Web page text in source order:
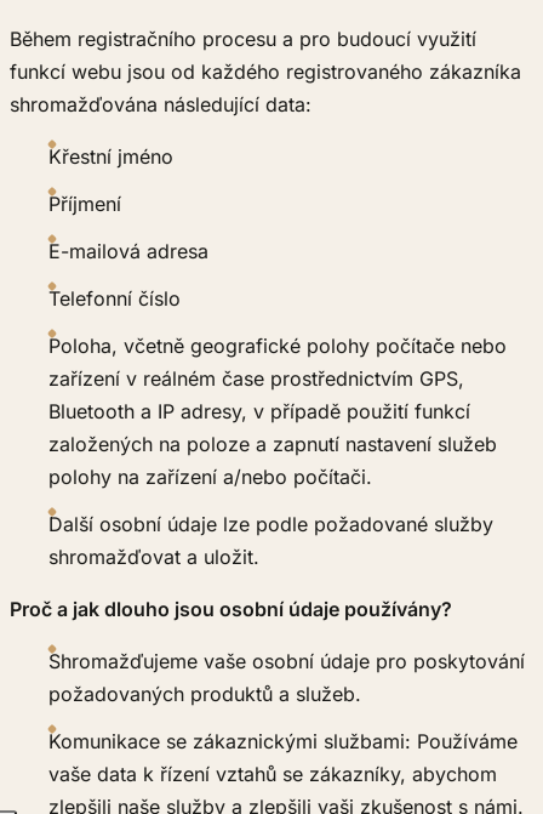
Během registračního procesu a pro budoucí využití
funkcí webu jsou od každého registrovaného zákazníka
shromažďována následující data:
Křestní jméno
Příjmení
E-mailová adresa
Telefonní číslo
Poloha, včetně geografické polohy počítače nebo
zařízení v reálném čase prostřednictvím GPS,
Bluetooth a IP adresy, v případě použití funkcí
založených na poloze a zapnutí nastavení služeb
polohy na zařízení a/nebo počítači.
Další osobní údaje lze podle požadované služby
shromažďovat a uložit.
Proč a jak dlouho jsou osobní údaje používány?
Shromažďujeme vaše osobní údaje pro poskytování
požadovaných produktů a služeb.
Komunikace se zákaznickými službami: Používáme
vaše data k řízení vztahů se zákazníky, abychom
zlepšili naše služby a zlepšili vaši zkušenost s námi.